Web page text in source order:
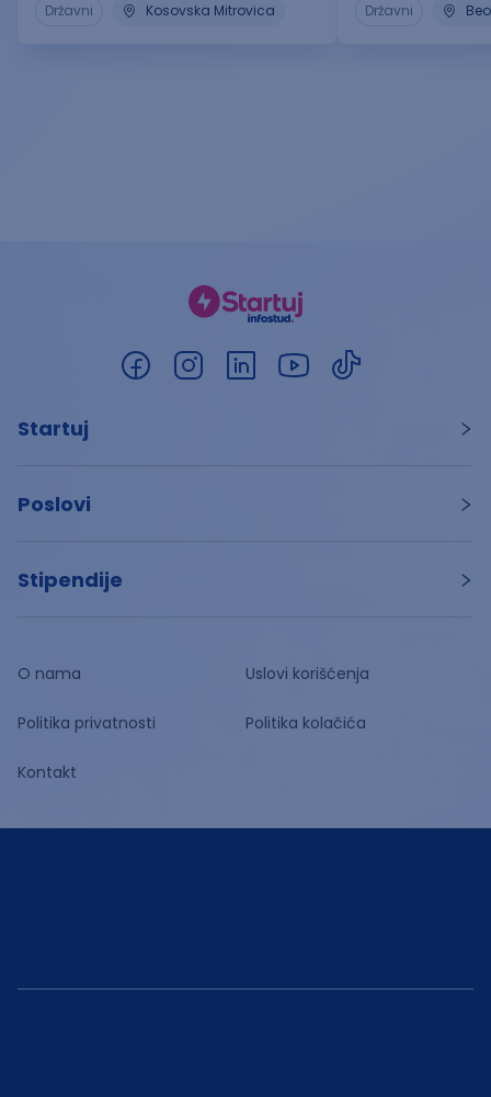
Državni Kosovska Mitrovica Državni
Startuj
Poslovi
Stipendije
O nama Uslovi korišćenja
Politika privatnosti Politika kolačića
Kontakt